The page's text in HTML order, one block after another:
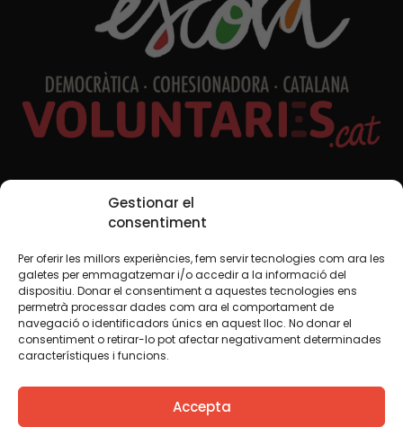
Gestionar el
consentiment
Per oferir les millors experiències, fem servir tecnologies com ara les
galetes per emmagatzemar i/o accedir a la informació del
dispositiu. Donar el consentiment a aquestes tecnologies ens
permetrà processar dades com ara el comportament de
navegació o identificadors únics en aquest lloc. No donar el
consentiment o retirar-lo pot afectar negativament determinades
característiques i funcions.
Accepta
Xarxes Socials
TWT YTB IG FB IN
Avís legalPolítica de cookies
Creiem que el coneixement s’ha de compartir. Per això
fem servir una llicència Creative Commons, llevat que en